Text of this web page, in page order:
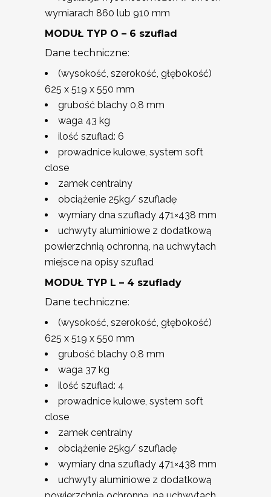
wymiarach 860 lub 910 mm
MODUŁ TYP O – 6 szuflad
Dane techniczne:
(wysokość, szerokość, głębokość)
625 x 519 x 550 mm
grubość blachy 0,8 mm
waga 43 kg
ilość szuflad: 6
prowadnice kulowe, system soft
close
zamek centralny
obciążenie 25kg/ szufladę
wymiary dna szuflady 471×438 mm
uchwyty aluminiowe z dodatkową
powierzchnią ochronną, na uchwytach
miejsce na opisy szuflad
MODUŁ TYP L – 4 szuflady
Dane techniczne:
(wysokość, szerokość, głębokość)
625 x 519 x 550 mm
grubość blachy 0,8 mm
waga 37 kg
ilość szuflad: 4
prowadnice kulowe, system soft
close
zamek centralny
obciążenie 25kg/ szufladę
wymiary dna szuflady 471×438 mm
uchwyty aluminiowe z dodatkową